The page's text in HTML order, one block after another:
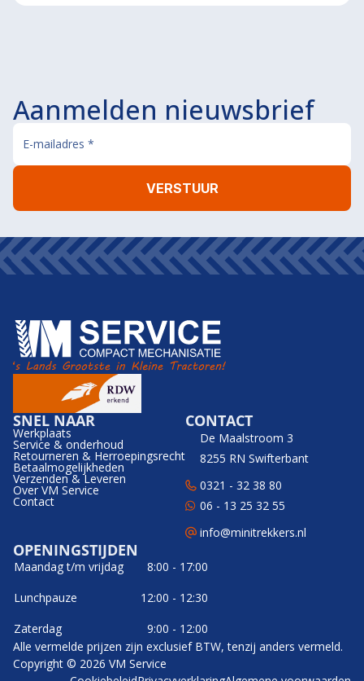
Aanmelden nieuwsbrief
SNEL NAAR
Werkplaats
Service & onderhoud
Retourneren & Herroepingsrecht
Betaalmogelijkheden
Verzenden & Leveren
Over VM Service
Contact
CONTACT
De Maalstroom 3
8255 RN Swifterbant
0321 - 32 38 80
06 - 13 25 32 55
info@minitrekkers.nl
OPENINGSTIJDEN
Maandag t/m vrijdag
8:00 - 17:00
Lunchpauze
12:00 - 12:30
Zaterdag
9:00 - 12:00
Alle vermelde prijzen zijn exclusief BTW, tenzij anders vermeld.
Copyright © 2026 VM Service